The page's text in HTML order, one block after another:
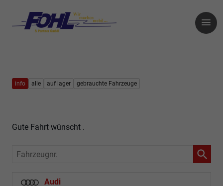
info alle auf lager gebrauchte Fahrzeuge
Gute Fahrt wünscht .
Fahrzeugnr.
Audi